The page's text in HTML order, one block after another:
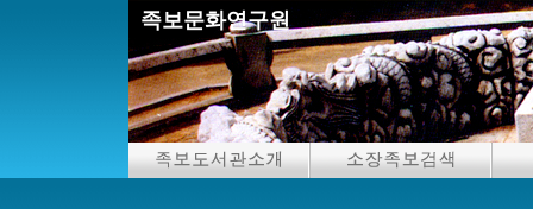
족보문화연구원